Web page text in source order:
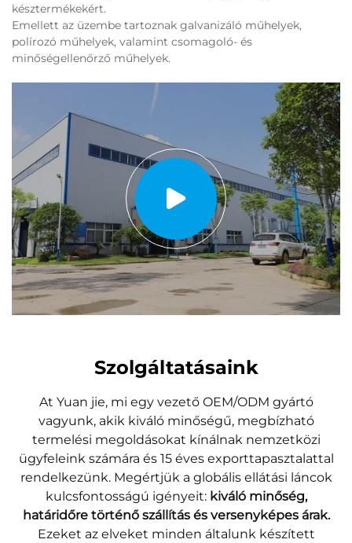
késztermékekért.
Emellett az üzembe tartoznak galvanizáló műhelyek,
polírozó műhelyek, valamint csomagoló- és
minőségellenőrző műhelyek.
Szolgáltatásaink
At Yuan jie, mi egy vezető OEM/ODM gyártó
vagyunk, akik kiváló minőségű, megbízható
termelési megoldásokat kínálnak nemzetközi
ügyfeleink számára és 15 éves exporttapasztalattal
rendelkezünk. Megértjük a globális ellátási láncok
kulcsfontosságú igényeit: kiváló minőség,
határidőre történő szállítás és versenyképes árak.
Ezeket az elveket minden általunk készített